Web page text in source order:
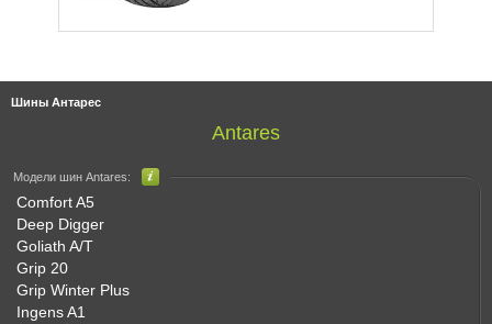
Шины Антарес
Antares
Модели шин Antares:
Comfort A5
Deep Digger
Goliath A/T
Grip 20
Grip Winter Plus
Ingens A1